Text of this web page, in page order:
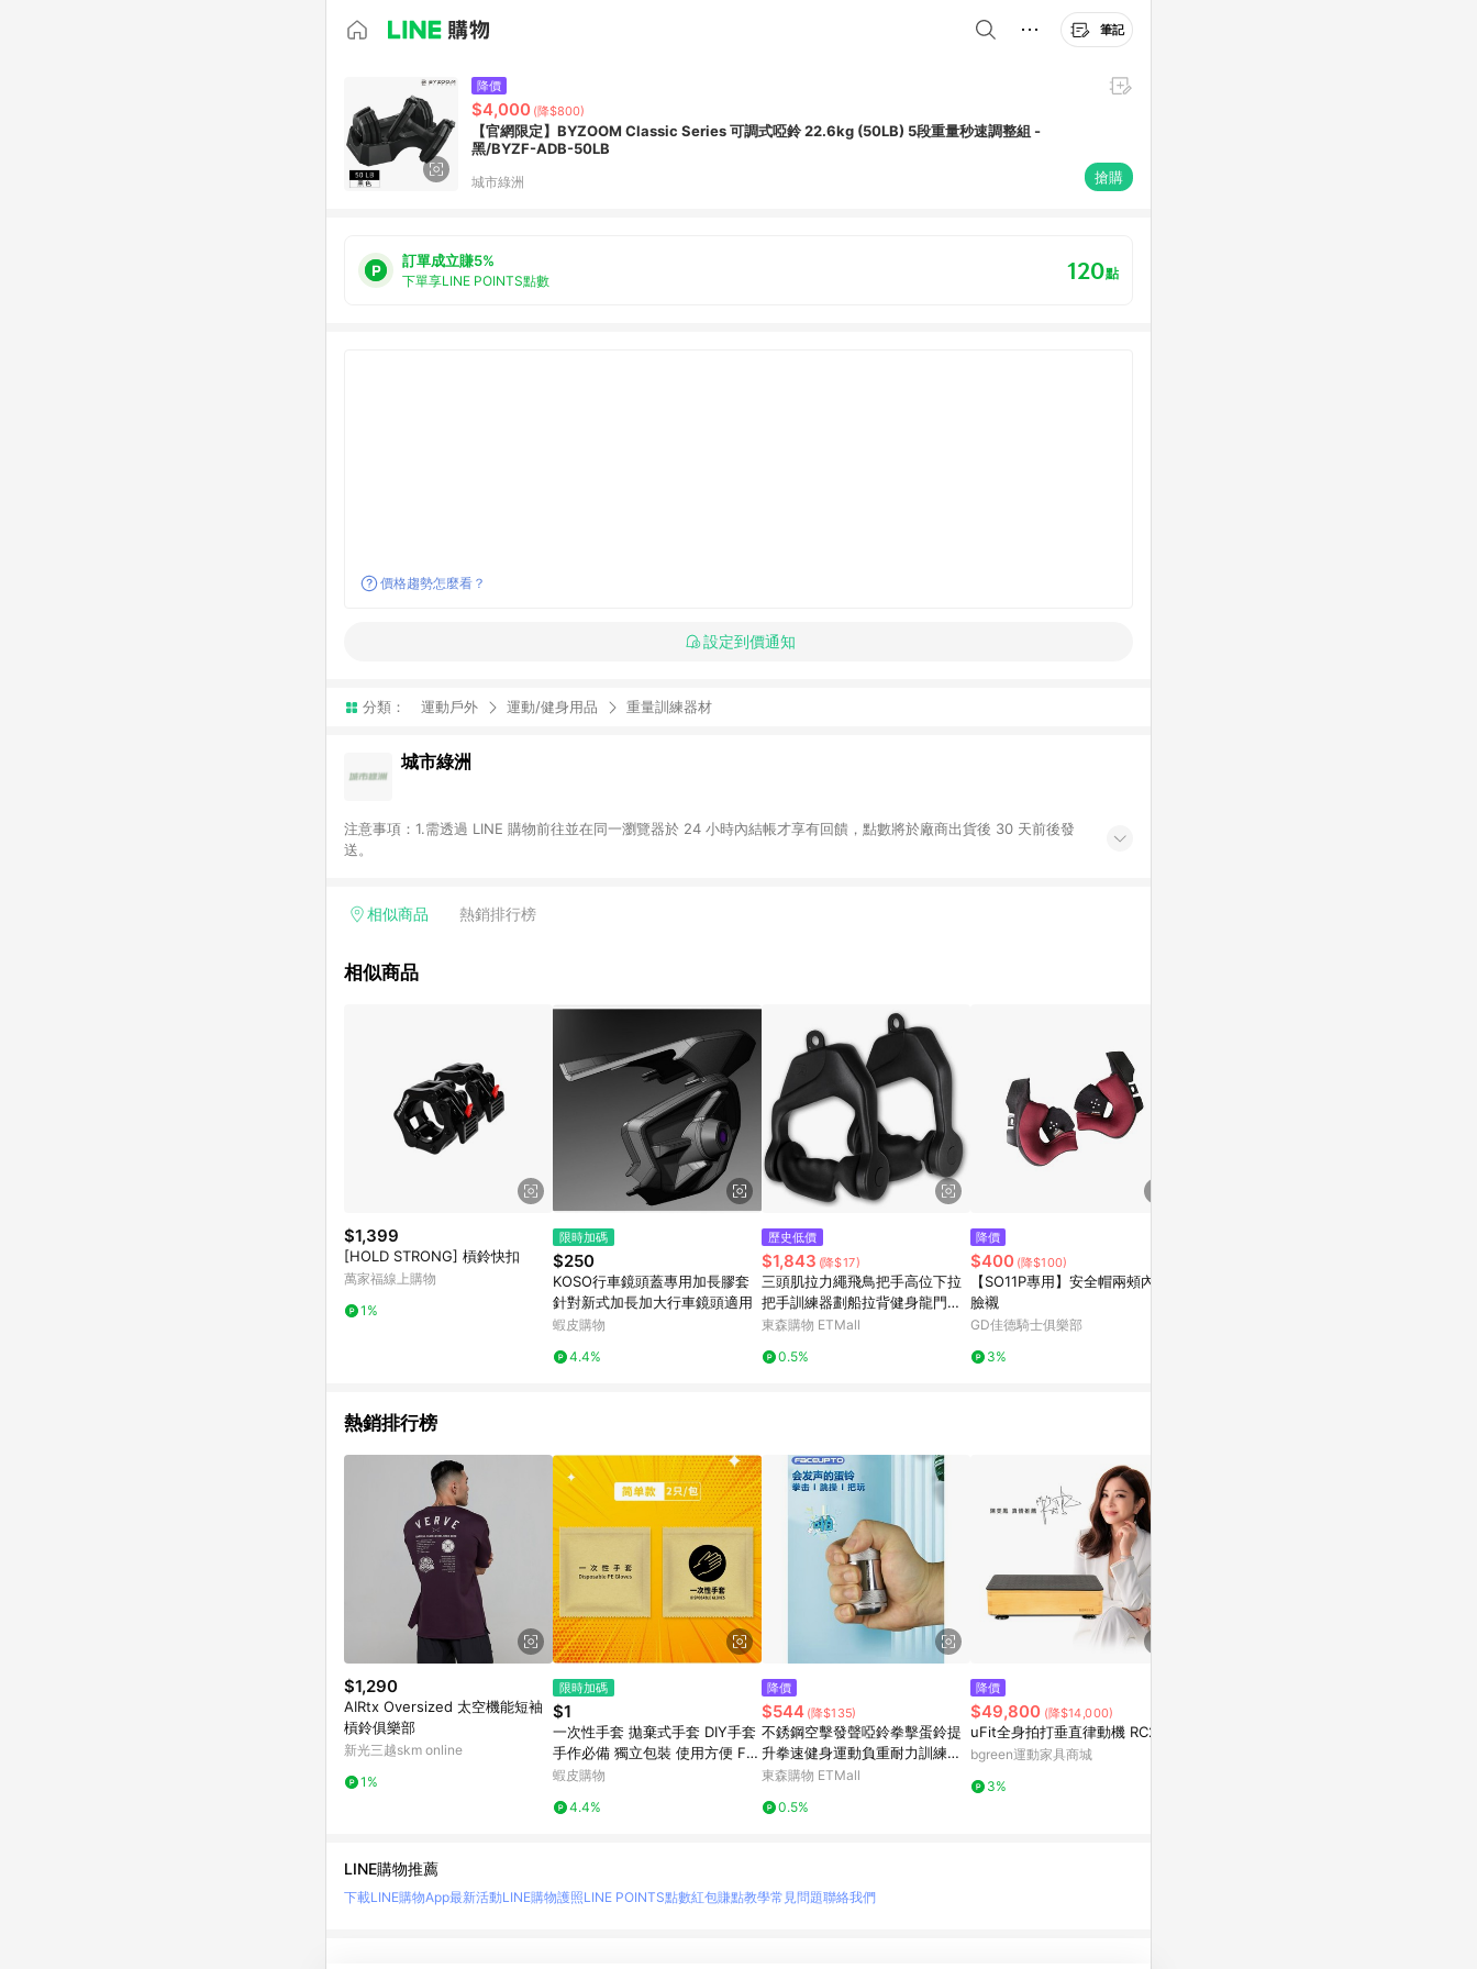
筆記
降價
$4,000 (降$800)
【官網限定】BYZOOM Classic Series 可調式啞鈴 22.6kg (50LB) 5段重量秒速調整組 -
黑/BYZF-ADB-50LB
城市綠洲 搶購
訂單成立賺5%
下單享LINE POINTS點數 120點
價格趨勢怎麼看？
設定到價通知
分類： 運動戶外 運動/健身用品 重量訓練器材
城市綠洲
注意事項：1.需透過 LINE 購物前往並在同一瀏覽器於 24 小時內結帳才享有回饋，點數將於廠商出貨後 30 天前後發
送。
相似商品 熱銷排行榜
相似商品
$1,399
[HOLD STRONG] 槓鈴快扣
萬家福線上購物
1%
限時加碼
$250
KOSO行車鏡頭蓋專用加長膠套
針對新式加長加大行車鏡頭適用
蝦皮購物
4.4%
歷史低價
$1,843 (降$17)
三頭肌拉力繩飛鳥把手高位下拉
把手訓練器劃船拉背健身龍門架
把手
東森購物 ETMall
0.5%
降價
$400 (降$100)
【SO11P專用】安全帽兩頰內襯
臉襯
GD佳德騎士俱樂部
3%
熱銷排行榜
$1,290
AIRtx Oversized 太空機能短袖
槓鈴俱樂部
新光三越skm online
1%
限時加碼
$1
一次性手套 拋棄式手套 DIY手套
手作必備 獨立包裝 使用方便 FP
0003
蝦皮購物
4.4%
降價
$544 (降$135)
不銹鋼空擊發聲啞鈴拳擊蛋鈴提
升拳速健身運動負重耐力訓練便
攜
東森購物 ETMall
0.5%
降價
$49,800 (降$14,000)
uFit全身拍打垂直律動機 RC2
bgreen運動家具商城
3%
LINE購物推薦
下載LINE購物App最新活動LINE購物護照LINE POINTS點數紅包賺點教學常見問題聯絡我們